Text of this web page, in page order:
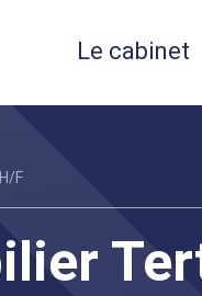
Le cabinet
F